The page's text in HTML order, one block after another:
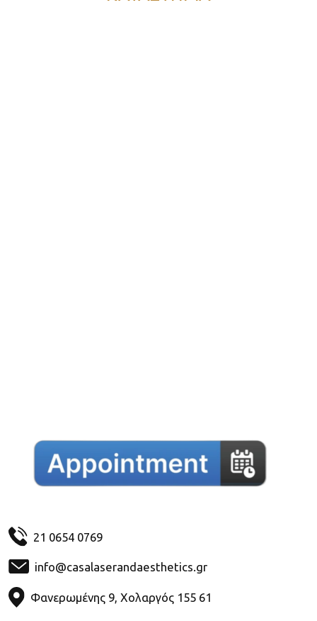
21 0654 0769
info@casalaserandaesthetics.gr
Φανερωμένης 9, Χολαργός 155 61